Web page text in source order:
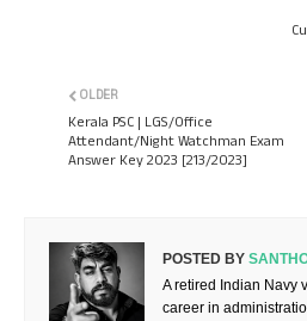
OLDER
Kerala PSC | LGS/Office
Attendant/Night Watchman Exam
Answer Key 2023 [213/2023]
POSTED BY
A retired Indian Navy
career in